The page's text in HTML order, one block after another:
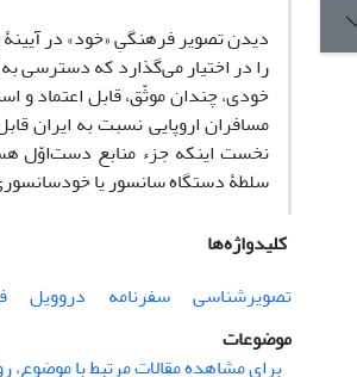
دیدن تصویر فرهنگیِ «خود» در
را در اختیار می‌گذارد که دسترسی
خودی، چندان موثّق، قابل اعتماد و
مسافران اروپایی نسبت به ایران
نخست اینکه جزء منابع دست‌اوّل
سلطۀ دستگاه سانسور یا
کلیدواژه‌ها
تصویرشناسی
سفرنامه دروویل
موضوعات
برای مشاهده مقالات مرتبط با